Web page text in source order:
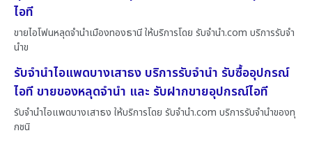
ไอที
ขายไอโฟนหลุดจำนำเมืองทองธานี ให้บริการโดย รับจํานํา.com บริการรับจำ
นำข
รับจำนำไอแพดบางเสาธง บริการรับจำนำ รับซื้ออุปกรณ์
ไอที ขายของหลุดจำนำ และ รับฝากขายอุปกรณ์ไอที
รับจำนำไอแพดบางเสาธง ให้บริการโดย รับจํานํา.com บริการรับจำนำของทุ
กชนิ